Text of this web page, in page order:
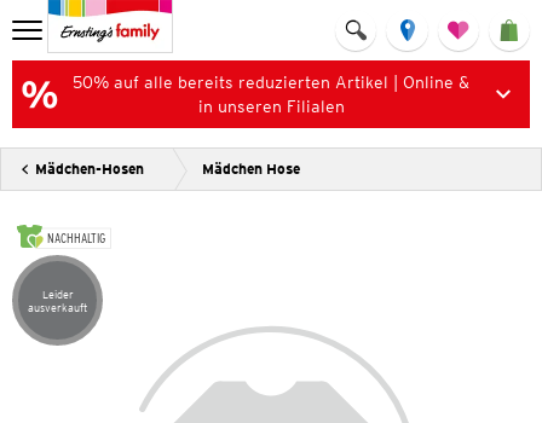
50% auf alle bereits reduzierten Artikel | Online &
in unseren Filialen
Mädchen-Hosen Mädchen Hose
NACHHALTIG
Artikel leider ausverkauft
Leider
ausverkauft